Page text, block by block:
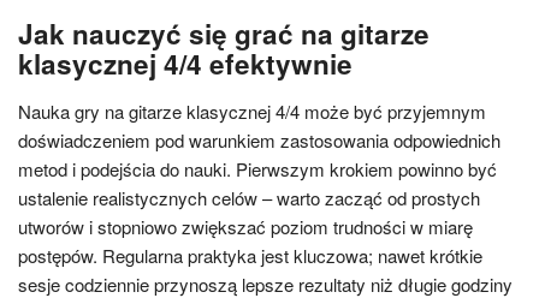
Jak nauczyć się grać na gitarze
klasycznej 4/4 efektywnie
Nauka gry na gitarze klasycznej 4/4 może być przyjemnym
doświadczeniem pod warunkiem zastosowania odpowiednich
metod i podejścia do nauki. Pierwszym krokiem powinno być
ustalenie realistycznych celów – warto zacząć od prostych
utworów i stopniowo zwiększać poziom trudności w miarę
postępów. Regularna praktyka jest kluczowa; nawet krótkie
sesje codziennie przynoszą lepsze rezultaty niż długie godziny